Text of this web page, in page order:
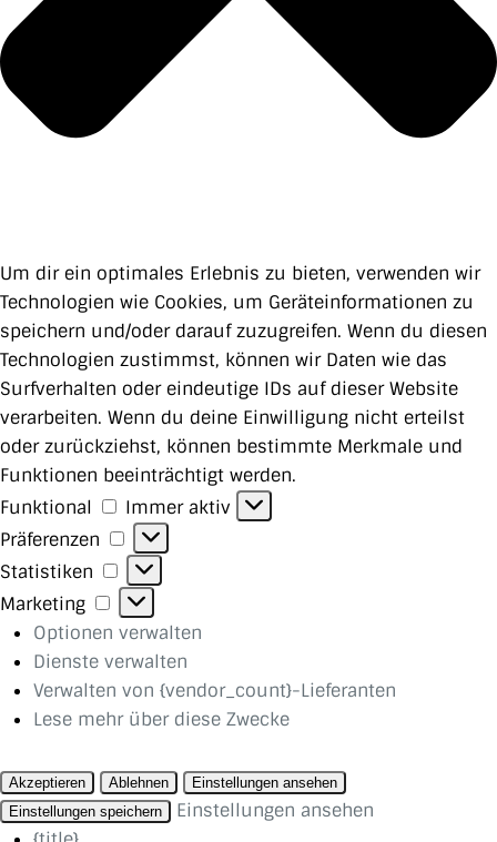
Um dir ein optimales Erlebnis zu bieten, verwenden wir
Technologien wie Cookies, um Geräteinformationen zu
speichern und/oder darauf zuzugreifen. Wenn du diesen
Technologien zustimmst, können wir Daten wie das
Surfverhalten oder eindeutige IDs auf dieser Website
verarbeiten. Wenn du deine Einwilligung nicht erteilst
oder zurückziehst, können bestimmte Merkmale und
Funktionen beeinträchtigt werden.
Funktional
Funktional
Immer aktiv
Präferenzen
Präferenzen
Statistiken
Statistiken
Marketing
Marketing
Optionen verwalten
Dienste verwalten
Verwalten von {vendor_count}-Lieferanten
Lese mehr über diese Zwecke
Akzeptieren Ablehnen
Einstellungen ansehen
Einstellungen speichern
Einstellungen ansehen